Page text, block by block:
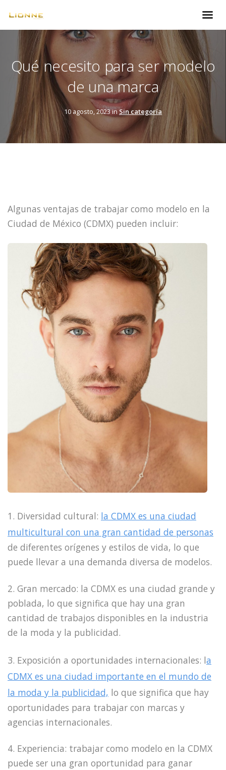
Qué necesito para ser modelo
de una marca
10 agosto, 2023 inSin categoría
Algunas ventajas de trabajar como modelo en la
Ciudad de México (CDMX) pueden incluir:
1. Diversidad cultural: la CDMX es una ciudad
multicultural con una gran cantidad de personas
de diferentes orígenes y estilos de vida, lo que
puede llevar a una demanda diversa de modelos.
2. Gran mercado: la CDMX es una ciudad grande y
poblada, lo que significa que hay una gran
cantidad de trabajos disponibles en la industria
de la moda y la publicidad.
3. Exposición a oportunidades internacionales: la
CDMX es una ciudad importante en el mundo de
la moda y la publicidad, lo que significa que hay
oportunidades para trabajar con marcas y
agencias internacionales.
4. Experiencia: trabajar como modelo en la CDMX
puede ser una gran oportunidad para ganar